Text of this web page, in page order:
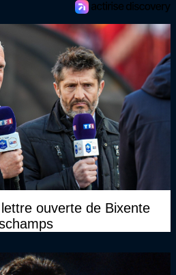
ouverte de Bixente